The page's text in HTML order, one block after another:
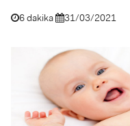
6 dakika 31/03/2021